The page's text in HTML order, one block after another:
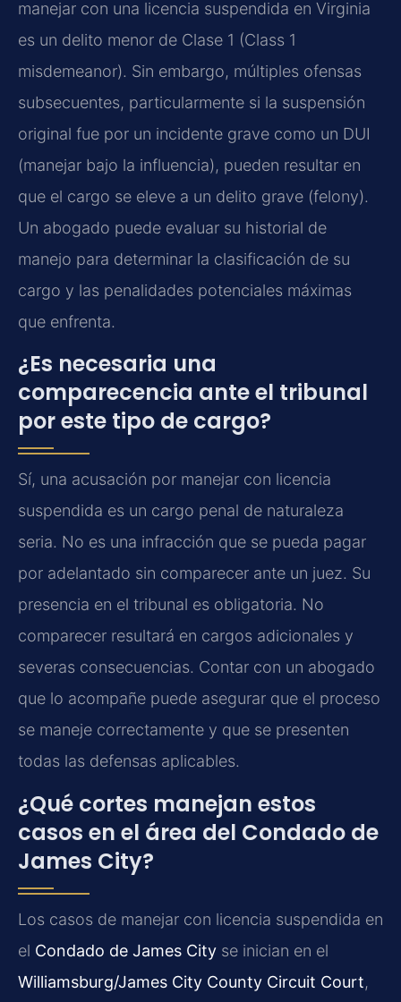
manejar con una licencia suspendida en Virginia
es un delito menor de Clase 1 (Class 1
misdemeanor). Sin embargo, múltiples ofensas
subsecuentes, particularmente si la suspensión
original fue por un incidente grave como un DUI
(manejar bajo la influencia), pueden resultar en
que el cargo se eleve a un delito grave (felony).
Un abogado puede evaluar su historial de
manejo para determinar la clasificación de su
cargo y las penalidades potenciales máximas
que enfrenta.
¿Es necesaria una
comparecencia ante el tribunal
por este tipo de cargo?
Sí, una acusación por manejar con licencia
suspendida es un cargo penal de naturaleza
seria. No es una infracción que se pueda pagar
por adelantado sin comparecer ante un juez. Su
presencia en el tribunal es obligatoria. No
comparecer resultará en cargos adicionales y
severas consecuencias. Contar con un abogado
que lo acompañe puede asegurar que el proceso
se maneje correctamente y que se presenten
todas las defensas aplicables.
¿Qué cortes manejan estos
casos en el área del Condado de
James City?
Los casos de manejar con licencia suspendida en
el Condado de James City se inician en el
Williamsburg/James City County Circuit Court,